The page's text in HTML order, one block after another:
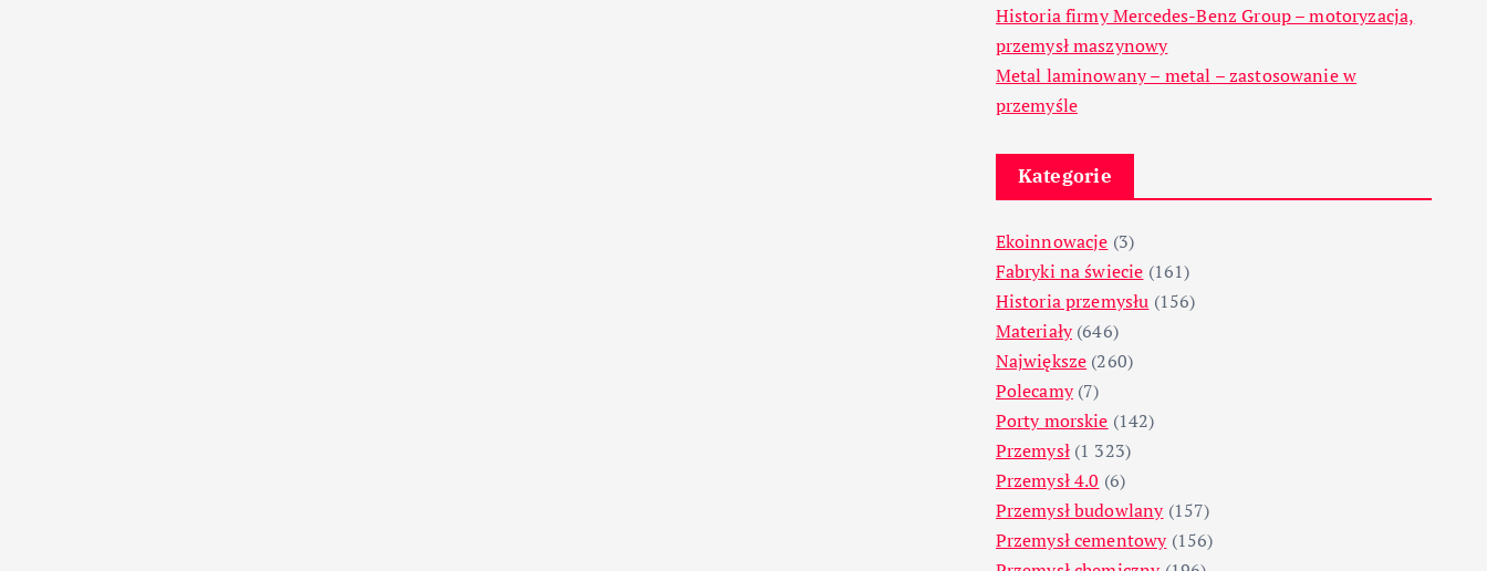
Historia firmy Mercedes-Benz Group – motoryzacja,
przemysł maszynowy
Metal laminowany – metal – zastosowanie w
przemyśle
Kategorie
Ekoinnowacje (3)
Fabryki na świecie (161)
Historia przemysłu (156)
Materiały(646)
Największe (260)
Polecamy(7)
Porty morskie (142)
Przemysł(1 323)
Przemysł 4.0 (6)
Przemysł budowlany(157)
Przemysł cementowy(156)